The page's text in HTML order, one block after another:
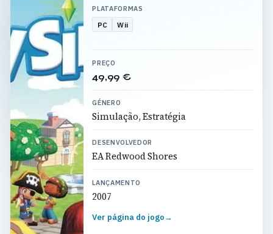
PLATAFORMAS
PC Wii
PREÇO
49,99 €
GÉNERO
Simulação, Estratégia
DESENVOLVEDOR
EA Redwood Shores
LANÇAMENTO
2007
Ver página do jogo→